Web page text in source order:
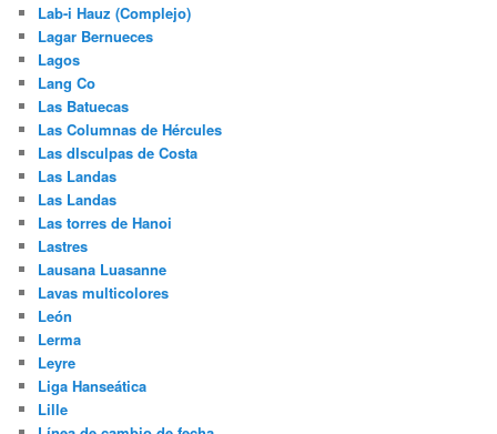
Lab-i Hauz (Complejo)
Lagar Bernueces
Lagos
Lang Co
Las Batuecas
Las Columnas de Hércules
Las dIsculpas de Costa
Las Landas
Las Landas
Las torres de Hanoi
Lastres
Lausana Luasanne
Lavas multicolores
León
Lerma
Leyre
Liga Hanseática
Lille